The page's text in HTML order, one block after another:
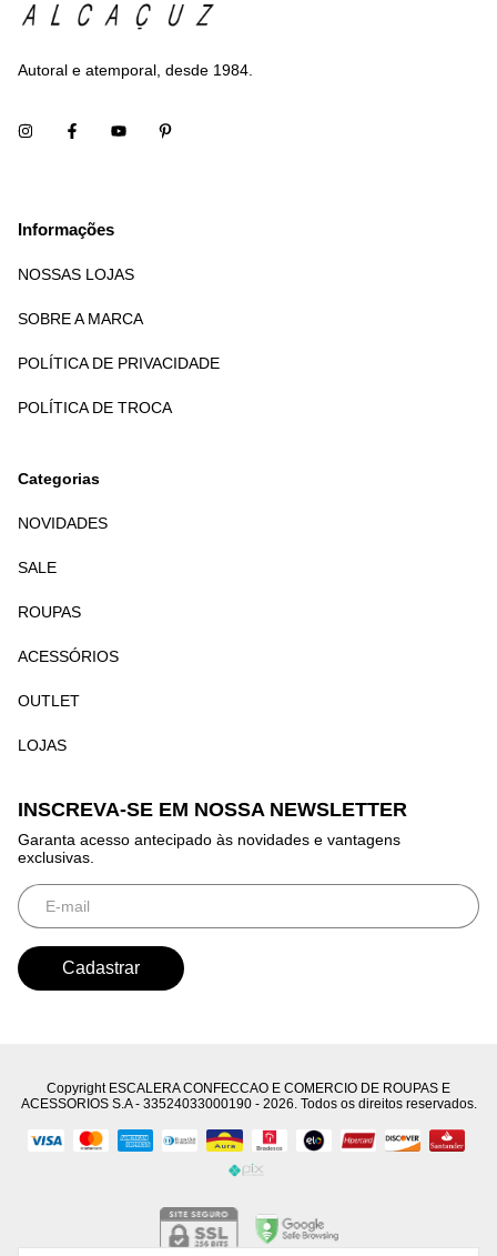
Autoral e atemporal, desde 1984.
Informações
NOSSAS LOJAS
SOBRE A MARCA
POLÍTICA DE PRIVACIDADE
POLÍTICA DE TROCA
Categorias
NOVIDADES
SALE
ROUPAS
ACESSÓRIOS
OUTLET
LOJAS
INSCREVA-SE EM NOSSA NEWSLETTER
Garanta acesso antecipado às novidades e vantagens
exclusivas.
Copyright ESCALERA CONFECCAO E COMERCIO DE ROUPAS E
ACESSORIOS S.A - 33524033000190 - 2026. Todos os direitos reservados.